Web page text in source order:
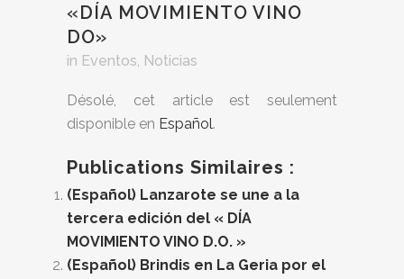
«DÍA MOVIMIENTO VINO
DO»
in Eventos, Noticias
Désolé, cet article est seulement
disponible en Español.
Publications Similaires :
(Español) Lanzarote se une a la
tercera edición del « DÍA
MOVIMIENTO VINO D.O. »
(Español) Brindis en La Geria por el